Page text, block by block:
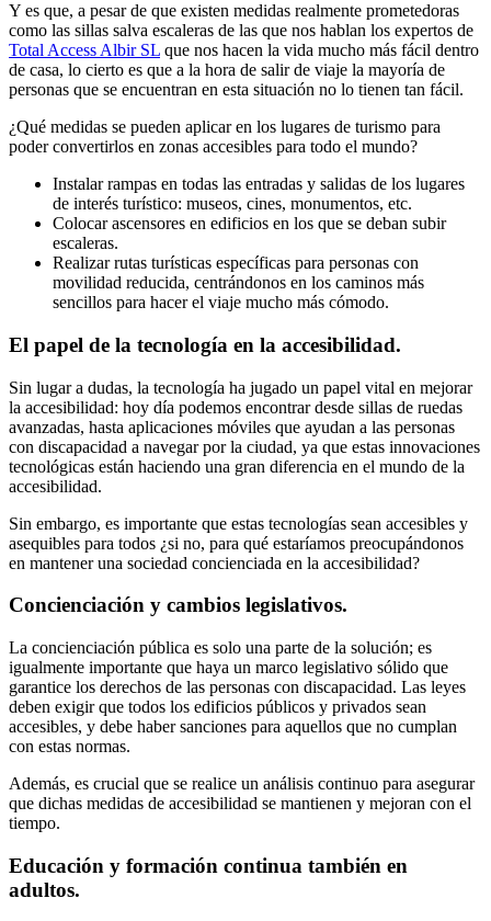
Y es que, a pesar de que existen medidas realmente prometedoras
como las sillas salva escaleras de las que nos hablan los expertos de
Total Access Albir SL que nos hacen la vida mucho más fácil dentro
de casa, lo cierto es que a la hora de salir de viaje la mayoría de
personas que se encuentran en esta situación no lo tienen tan fácil.
¿Qué medidas se pueden aplicar en los lugares de turismo para
poder convertirlos en zonas accesibles para todo el mundo?
Instalar rampas en todas las entradas y salidas de los lugares
de interés turístico: museos, cines, monumentos, etc.
Colocar ascensores en edificios en los que se deban subir
escaleras.
Realizar rutas turísticas específicas para personas con
movilidad reducida, centrándonos en los caminos más
sencillos para hacer el viaje mucho más cómodo.
El papel de la tecnología en la accesibilidad.
Sin lugar a dudas, la tecnología ha jugado un papel vital en mejorar
la accesibilidad: hoy día podemos encontrar desde sillas de ruedas
avanzadas, hasta aplicaciones móviles que ayudan a las personas
con discapacidad a navegar por la ciudad, ya que estas innovaciones
tecnológicas están haciendo una gran diferencia en el mundo de la
accesibilidad.
Sin embargo, es importante que estas tecnologías sean accesibles y
asequibles para todos ¿si no, para qué estaríamos preocupándonos
en mantener una sociedad concienciada en la accesibilidad?
Concienciación y cambios legislativos.
La concienciación pública es solo una parte de la solución; es
igualmente importante que haya un marco legislativo sólido que
garantice los derechos de las personas con discapacidad. Las leyes
deben exigir que todos los edificios públicos y privados sean
accesibles, y debe haber sanciones para aquellos que no cumplan
con estas normas.
Además, es crucial que se realice un análisis continuo para asegurar
que dichas medidas de accesibilidad se mantienen y mejoran con el
tiempo.
Educación y formación continua también en
adultos.